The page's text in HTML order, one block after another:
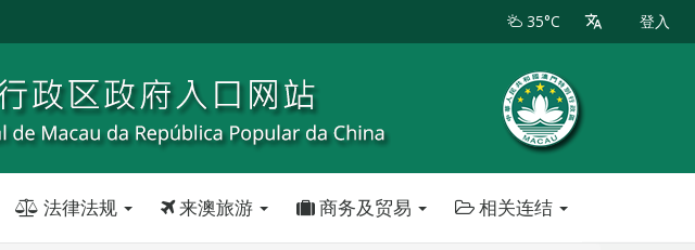
35°C 登入
法律法规 来澳旅游 商务及贸易 相关连结